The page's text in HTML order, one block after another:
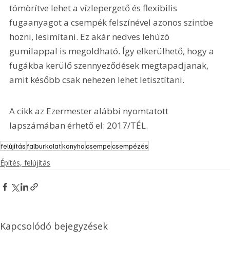
tömörítve lehet a vízlepergető és flexibilis
fugaanyagot a csempék felszínével azonos szintbe
hozni, lesimítani. Ez akár nedves lehúzó
gumilappal is megoldható. Így elkerülhető, hogy a
fugákba kerülő szennyeződések megtapadjanak,
amit később csak nehezen lehet letisztítani.
A cikk az Ezermester alábbi nyomtatott
lapszámában érhető el: 2017/TÉL.
felújításfalburkolatkonyhacsempecsempézés
Építés, felújítás
Kapcsolódó bejegyzések